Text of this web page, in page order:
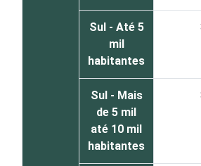
Sul - Até 5
mil
habitantes
Sul - Mais
de 5 mil
até 10 mil
habitantes